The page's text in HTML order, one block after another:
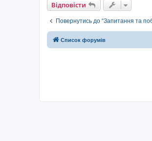
Відповісти
Повернутись до “Запитання та
Список форумів